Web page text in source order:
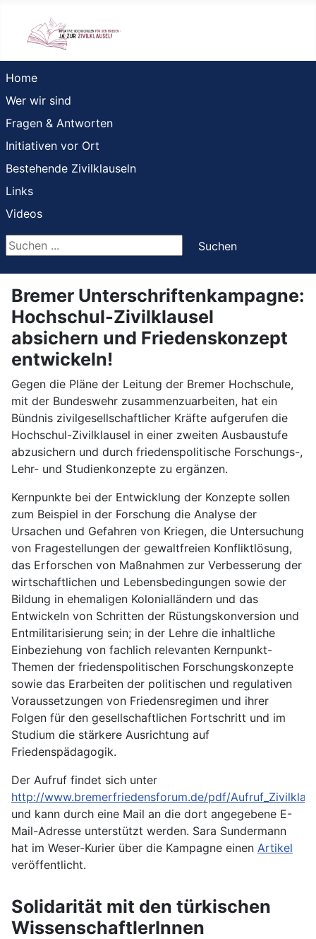
Home
Wer wir sind
Fragen & Antworten
Initiativen vor Ort
Bestehende Zivilklauseln
Links
Videos
Suchen ...
Suchen
Bremer Unterschriftenkampagne:
Hochschul-Zivilklausel
absichern und Friedenskonzept
entwickeln!
Gegen die Pläne der Leitung der Bremer Hochschule,
mit der Bundeswehr zusammenzuarbeiten, hat ein
Bündnis zivilgesellschaftlicher Kräfte aufgerufen die
Hochschul-Zivilklausel in einer zweiten Ausbaustufe
abzusichern und durch friedenspolitische Forschungs-,
Lehr- und Studienkonzepte zu ergänzen.
Kernpunkte bei der Entwicklung der Konzepte sollen
zum Beispiel in der Forschung die Analyse der
Ursachen und Gefahren von Kriegen, die Untersuchung
von Fragestellungen der gewaltfreien Konfliktlösung,
das Erforschen von Maßnahmen zur Verbesserung der
wirtschaftlichen und Lebensbedingungen sowie der
Bildung in ehemaligen Kolonialländern und das
Entwickeln von Schritten der Rüstungskonversion und
Entmilitarisierung sein; in der Lehre die inhaltliche
Einbeziehung von fachlich relevanten Kernpunkt-
Themen der friedenspolitischen Forschungskonzepte
sowie das Erarbeiten der politischen und regulativen
Voraussetzungen von Friedensregimen und ihrer
Folgen für den gesellschaftlichen Fortschritt und im
Studium die stärkere Ausrichtung auf
Friedenspädagogik.
Der Aufruf findet sich unter
http://www.bremerfriedensforum.de/pdf/
und kann durch eine Mail an die dort angegebene E-
Mail-Adresse unterstützt werden. Sara Sundermann
hat im Weser-Kurier über die Kampagne einen Artikel
veröffentlicht.
Solidarität mit den türkischen
WissenschaftlerInnen